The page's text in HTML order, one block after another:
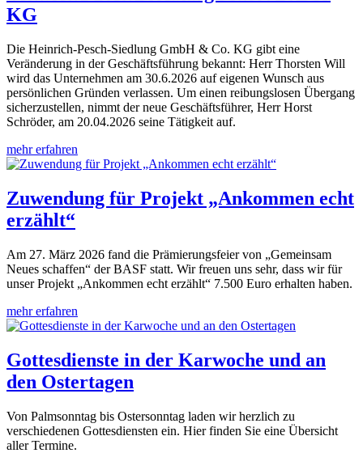
KG
Die Heinrich-Pesch-Siedlung GmbH & Co. KG gibt eine
Veränderung in der Geschäftsführung bekannt: Herr Thorsten Will
wird das Unternehmen am 30.6.2026 auf eigenen Wunsch aus
persönlichen Gründen verlassen. Um einen reibungslosen Übergang
sicherzustellen, nimmt der neue Geschäftsführer, Herr Horst
Schröder, am 20.04.2026 seine Tätigkeit auf.
mehr erfahren
Zuwendung für Projekt „Ankommen echt
erzählt“
Am 27. März 2026 fand die Prämierungsfeier von „Gemeinsam
Neues schaffen“ der BASF statt. Wir freuen uns sehr, dass wir für
unser Projekt „Ankommen echt erzählt“ 7.500 Euro erhalten haben.
mehr erfahren
Gottesdienste in der Karwoche und an
den Ostertagen
Von Palmsonntag bis Ostersonntag laden wir herzlich zu
verschiedenen Gottesdiensten ein. Hier finden Sie eine Übersicht
aller Termine.